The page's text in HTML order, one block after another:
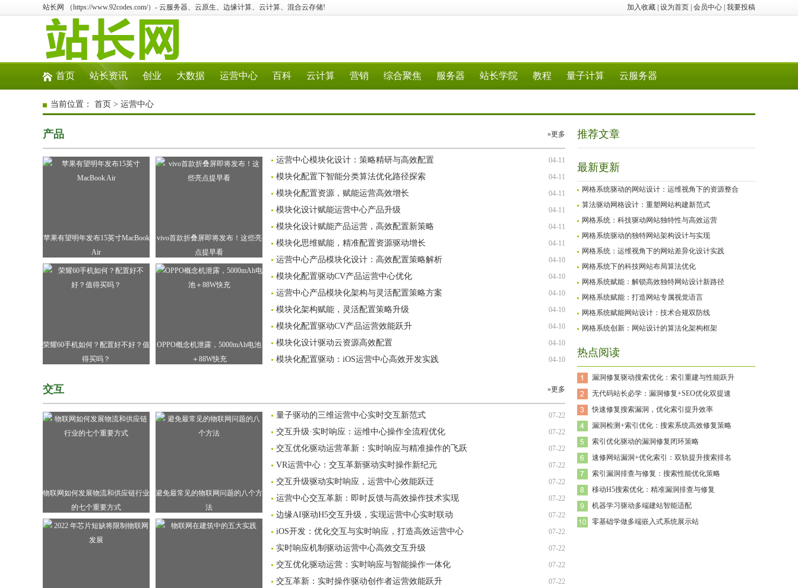
加入收藏 设为首页 会员中心 我要投稿
站长网 （https://www.92codes.com/）- 云服务器、云原生、边缘计算、云计算、混合云存储!
首页 站长资讯 创业 大数据 运营中心 百科 云计算 营销 综合聚焦 服务器 站长学院 教程 量子计算 云服务器
当前位置： 首页 > 运营中心
»更多
产品
苹果有望明年发布15英寸MacBook
Air
vivo首款折叠屏即将发布！这些亮
点提早看
荣耀60手机如何？配置好不好？值
得买吗？
OPPO概念机泄露，5000mAh电池
＋88W快充
04-11
运营中心模块化设计：策略精研与高效配置
04-11
模块化配置下智能分类算法优化路径探索
04-11
模块化配置资源，赋能运营高效增长
04-11
模块化设计赋能运营中心产品升级
04-11
模块化设计赋能产品运营，高效配置新策略
04-11
模块化思维赋能，精准配置资源驱动增长
04-10
运营中心产品模块化设计：高效配置策略解析
04-10
模块化配置驱动CV产品运营中心优化
04-10
运营中心产品模块化架构与灵活配置策略方案
04-10
模块化架构赋能，灵活配置策略升级
04-10
模块化配置驱动CV产品运营效能跃升
04-10
模块化设计驱动云资源高效配置
04-10
模块化配置驱动：iOS运营中心高效开发实践
»更多
交互
物联网如何发展物流和供应链行业
的七个重要方式
避免最常见的物联网问题的八个方
法
07-22
量子驱动的三维运营中心实时交互新范式
07-22
交互升级·实时响应：运维中心操作全流程优化
07-22
交互优化驱动运营革新：实时响应与精准操作的飞跃
07-22
VR运营中心：交互革新驱动实时操作新纪元
07-22
交互升级驱动实时响应，运营中心效能跃迁
07-22
运营中心交互革新：即时反馈与高效操作技术实现
07-22
边缘AI驱动H5交互升级，实现运营中心实时联动
07-22
iOS开发：优化交互与实时响应，打造高效运营中心
07-22
实时响应机制驱动运营中心高效交互升级
07-22
交互优化驱动运营：实时响应与智能操作一体化
07-22
交互革新：实时操作驱动创作者运营效能跃升
推荐文章
最新更新
网格系统驱动的网站设计：运维视角下的资源整合
算法驱动网格设计：重塑网站构建新范式
网格系统：科技驱动网站独特性与高效运营
网格系统驱动的独特网站架构设计与实现
网格系统：运维视角下的网站差异化设计实践
网格系统下的科技网站布局算法优化
网格系统赋能：解锁高效独特网站设计新路径
网格系统赋能：打造网站专属视觉语言
网格系统赋能网站设计：技术合规双防线
网格系统创新：网站设计的算法化架构框架
热点阅读
漏洞修复驱动搜索优化：索引重建与性能跃升
无代码站长必学：漏洞修复+SEO优化双提速
快速修复搜索漏洞，优化索引提升效率
漏洞检测+索引优化：搜索系统高效修复策略
索引优化驱动的漏洞修复闭环策略
速修网站漏洞+优化索引：双轨提升搜索排名
索引漏洞排查与修复：搜索性能优化策略
移动H5搜索优化：精准漏洞排查与修复
机器学习驱动多端建站智能适配
零基础学做多端嵌入式系统展示站